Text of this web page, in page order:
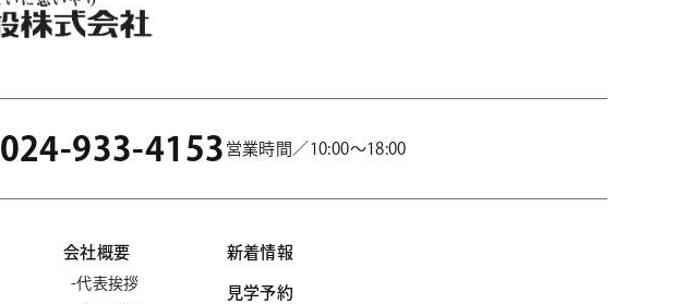
024-933-4153 営業時間／10:00～18:00
会社概要
代表挨拶
新着情報
見学予約